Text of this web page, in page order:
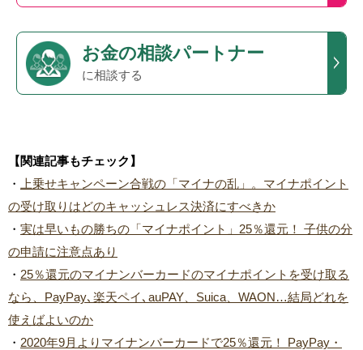
お金の相談パートナー
に相談する
【関連記事もチェック】
・
上乗せキャンペーン合戦の「マイナの乱」。マイナポイント
の受け取りはどのキャッシュレス決済にすべきか
・ 実は早いもの勝ちの「マイナポイント」25％還元！ 子供の分
の申請に注意点あり
・ 25％還元のマイナンバーカードのマイナポイントを受け取る
なら、PayPay､楽天ペイ､auPAY、Suica、WAON…結局どれを
使えばよいのか
・ 2020年9月よりマイナンバーカードで25％還元！ PayPay・